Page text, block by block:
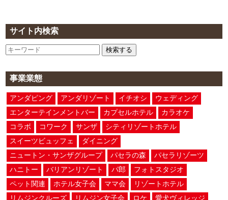
サイト内検索
検索する
事業業態
アンダピング アンダリゾート イチオシ
ウェディング
エンターテインメントバー
カプセルホテル
カラオケ
コラボ
コワーク サンザ
シティリゾートホテル
スイーツビュッフェ
ダイニング
ニュートン・サンザグループ
パセラの森
パセラリゾーツ
ハニトー
バリアンリゾート パ郎
フォトスタジオ
ペット関連
ホテル女子会 ママ会
リゾートホテル
リムジンクルーズ
リムジン女子会 ロケ
愛犬ヴィレッジ